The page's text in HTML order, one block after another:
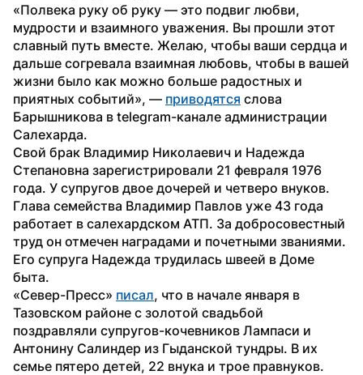
«Полвека руку об руку — это подвиг любви,
мудрости и взаимного уважения. Вы прошли этот
славный путь вместе. Желаю, чтобы ваши сердца и
дальше согревала взаимная любовь, чтобы в вашей
жизни было как можно больше радостных и
приятных событий», — приводятся слова
Барышникова в telegram-канале администрации
Салехарда.
Свой брак Владимир Николаевич и Надежда
Степановна зарегистрировали 21 февраля 1976
года. У супругов двое дочерей и четверо внуков.
Глава семейства Владимир Павлов уже 43 года
работает в салехардском АТП. За добросовестный
труд он отмечен наградами и почетными званиями.
Его супруга Надежда трудилась швеей в Доме
быта.
«Север-Пресс» писал, что в начале января в
Тазовском районе с золотой свадьбой
поздравляли супругов-кочевников Лампаси и
Антонину Салиндер из Гыданской тундры. В их
семье пятеро детей, 22 внука и трое правнуков.